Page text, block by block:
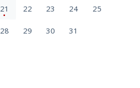
21 22 23 24 25
28 29 30 31